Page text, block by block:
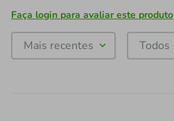
Faça login para avaliar este produto
Mais recentes Todos